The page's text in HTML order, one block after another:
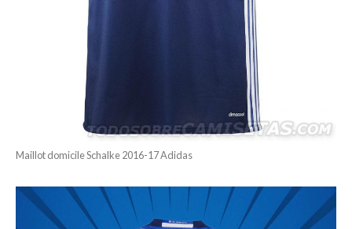
Maillot domicile Schalke 2016-17 Adidas